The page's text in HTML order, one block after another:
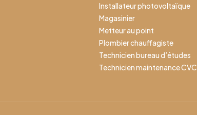
Installateur photovoltaïque
Magasinier
Metteur au point
Plombier chauffagiste
Technicien bureau d’études
Technicien maintenance CVC